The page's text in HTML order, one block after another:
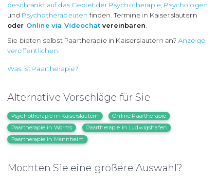
beschränkt auf das Gebiet der Psychotherapie Psychologen
und Psychotherapeuten finden. Termine in Kaiserslautern
oder Online via Videochat vereinbaren
Sie bieten selbst Paartherapie in Kaiserslautern an?Anzeige
veröffentlichen.
Was ist Paartherapie?
Alternative Vorschläge für Sie
Psychotherapie in Kaiserslautern
Online Paartherapie
Paartherapie in Worms
Paartherapie in Ludwigshafen
Paartherapie in Mannheim
Möchten Sie eine größere Auswahl?